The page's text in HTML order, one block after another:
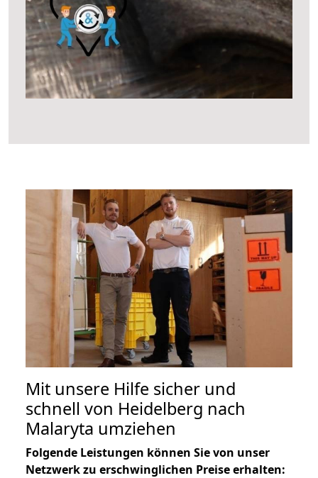
Mit unsere Hilfe sicher und
schnell von Heidelberg nach
Malaryta umziehen
Folgende Leistungen können Sie von unser
Netzwerk zu erschwinglichen Preise erhalten: